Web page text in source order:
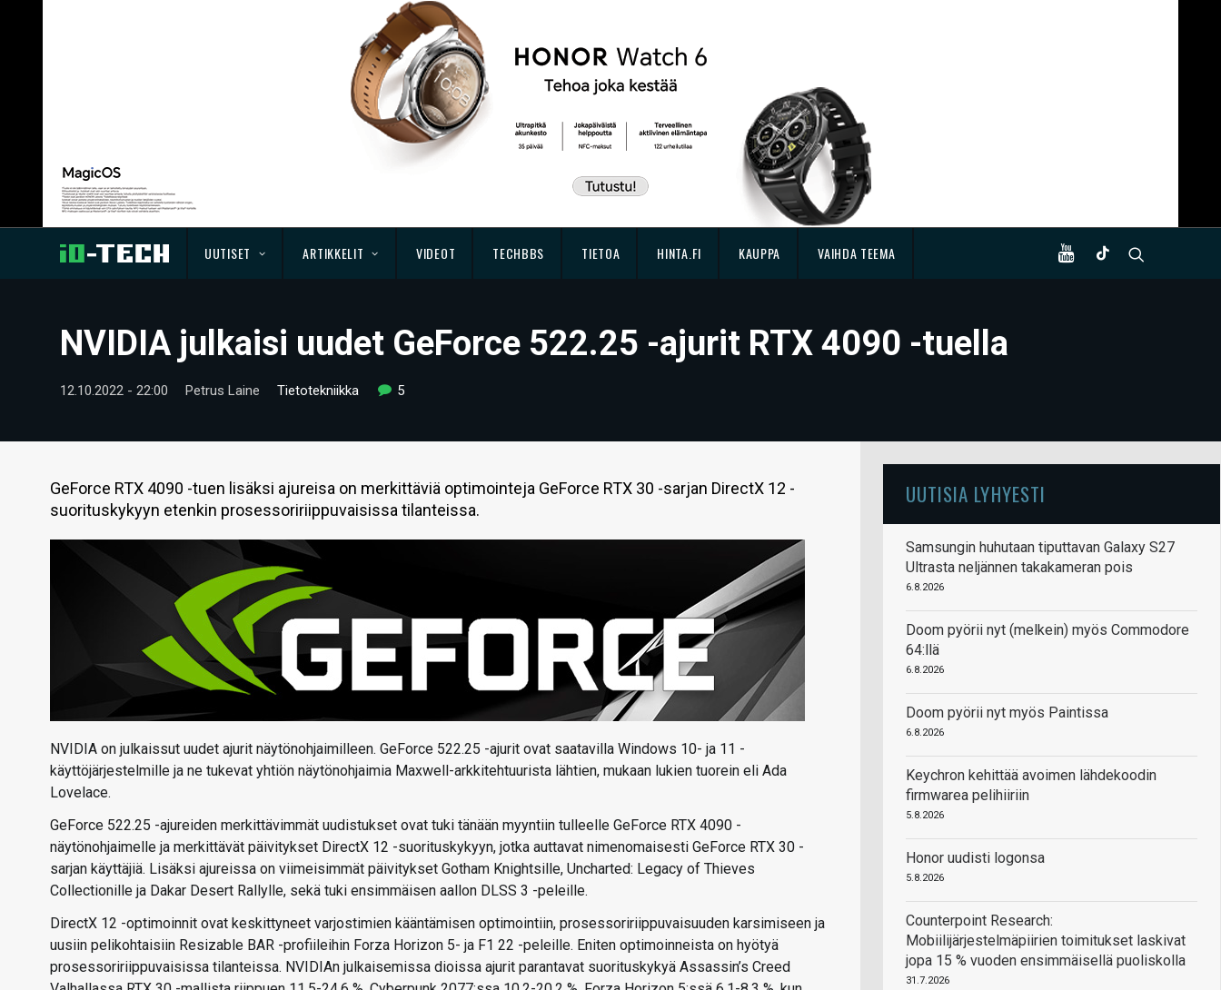
UUTISET ARTIKKELIT VIDEOT TECHBBS TIETOA HINTA.FI KAUPPA VAIHDA TEEMA
NVIDIA julkaisi uudet GeForce 522.25 -ajurit RTX 4090 -tuella
12.10.2022 - 22:00 Petrus Laine Tietotekniikka 5
GeForce RTX 4090 -tuen lisäksi ajureisa on merkittäviä optimointeja GeForce RTX 30 -sarjan DirectX 12 -
suorituskykyyn etenkin prosessoririippuvaisissa tilanteissa.
NVIDIA on julkaissut uudet ajurit näytönohjaimilleen. GeForce 522.25 -ajurit ovat saatavilla Windows 10- ja 11 -
käyttöjärjestelmille ja ne tukevat yhtiön näytönohjaimia Maxwell-arkkitehtuurista lähtien, mukaan lukien tuorein eli Ada
Lovelace.
GeForce 522.25 -ajureiden merkittävimmät uudistukset ovat tuki tänään myyntiin tulleelle GeForce RTX 4090 -
näytönohjaimelle ja merkittävät päivitykset DirectX 12 -suorituskykyyn, jotka auttavat nimenomaisesti GeForce RTX 30 -
sarjan käyttäjiä. Lisäksi ajureissa on viimeisimmät päivitykset Gotham Knightsille, Uncharted: Legacy of Thieves
Collectionille ja Dakar Desert Rallylle, sekä tuki ensimmäisen aallon DLSS 3 -peleille.
DirectX 12 -optimoinnit ovat keskittyneet varjostimien kääntämisen optimointiin, prosessoririippuvaisuuden karsimiseen ja
uusiin pelikohtaisiin Resizable BAR -profiileihin Forza Horizon 5- ja F1 22 -peleille. Eniten optimoinneista on hyötyä
prosessoririippuvaisissa tilanteissa. NVIDIAn julkaisemissa dioissa ajurit parantavat suorituskykyä Assassin’s Creed
UUTISIA LYHYESTI
Samsungin huhutaan tiputtavan Galaxy S27
Ultrasta neljännen takakameran pois
6.8.2026
Doom pyörii nyt (melkein) myös Commodore
64:llä
6.8.2026
Doom pyörii nyt myös Paintissa
6.8.2026
Keychron kehittää avoimen lähdekoodin
firmwarea pelihiiriin
5.8.2026
Honor uudisti logonsa
5.8.2026
Counterpoint Research:
Mobiilijärjestelmäpiirien toimitukset laskivat
jopa 15 % vuoden ensimmäisellä puoliskolla
31.7.2026